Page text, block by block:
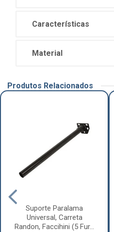
Características
Material
Produtos Relacionados
Suporte Paralama
Universal, Carreta
Randon, Faccihini (5 Fur...